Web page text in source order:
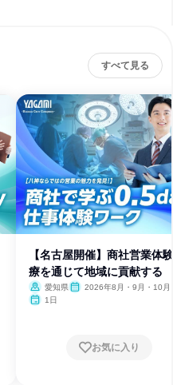
すべて見る
【名古屋開催】商社営業体
療を通じて地域に貢献する
愛知県
2026年8月・9月・10月
1日
お気に入り